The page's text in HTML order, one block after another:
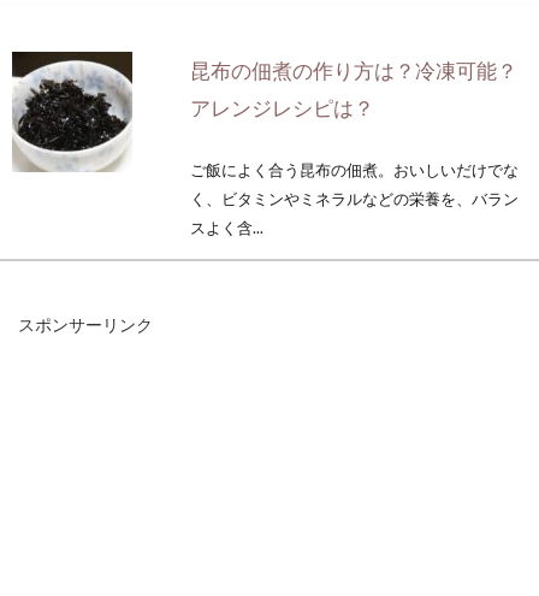
昆布の佃煮の作り方は？冷凍可能？
アレンジレシピは？
ご飯によく合う昆布の佃煮。おいしいだけでな
く、ビタミンやミネラルなどの栄養を、バラン
スよく含...
スポンサーリンク